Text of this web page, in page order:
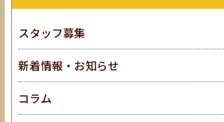
スタッフ募集
新着情報・お知らせ
コラム